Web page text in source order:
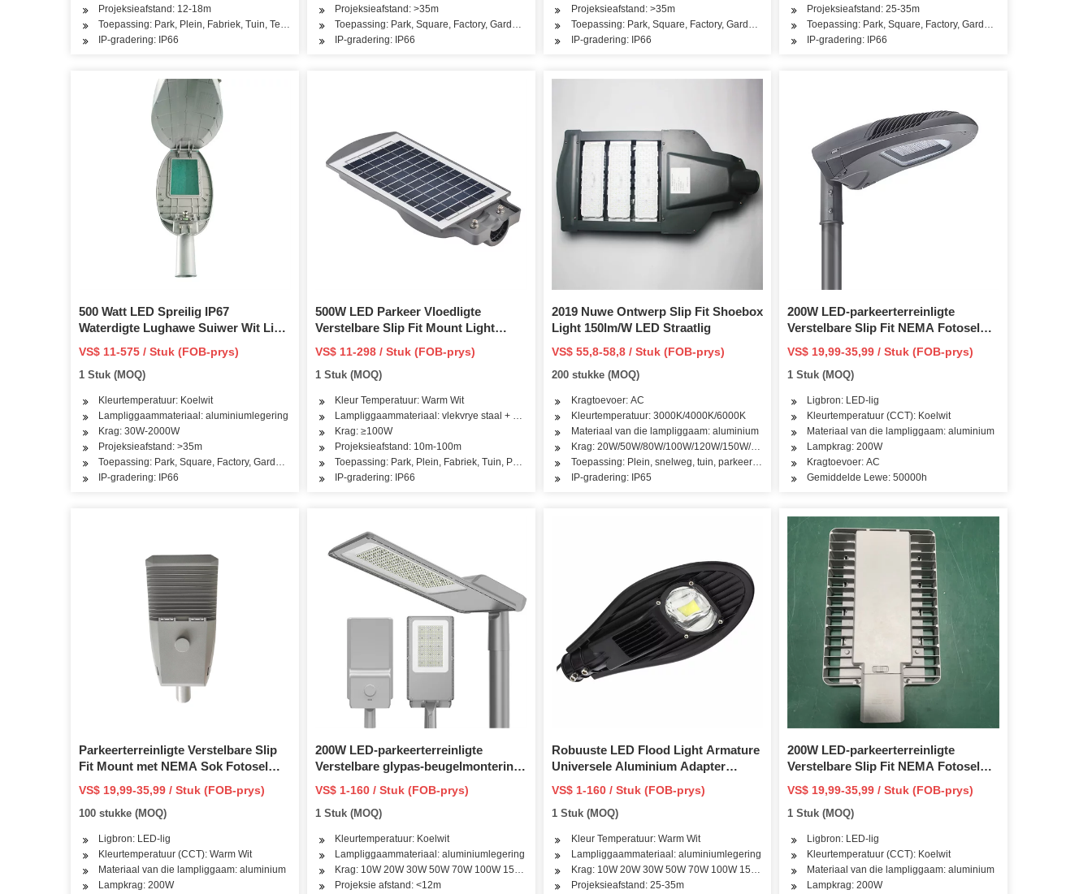
Projeksieafstand: 12-18m
Toepassing: Park, Plein, Fabriek, Tuin, Tennisbaan, Basketbalbaan, Vlugbalarea
IP-gradering: IP66
Projeksieafstand: >35m
Toepassing: Park, Square, Factory, Garden, Street Road Garage Warehouse
IP-gradering: IP66
Projeksieafstand: >35m
Toepassing: Park, Square, Factory, Garden, Street Road Garage Warehouse
IP-gradering: IP66
Projeksieafstand: 25-35m
Toepassing: Park, Square, Factory, Garden, Street Road
IP-gradering: IP66
500 Watt LED Spreilig IP67
Waterdigte Lughawe Suiwer Wit Lig-
75000 Lumen-5000K Kolligte – Slip
Fit Bracket Mount-Photocell
Opsionele Harde Nat Vloed Lig
VS$ 11-575 / Stuk (FOB-prys)
1 Stuk (MOQ)
Kleurtemperatuur: Koelwit
Lampliggaammateriaal: aluminiumlegering
Krag: 30W-2000W
Projeksieafstand: >35m
Toepassing: Park, Square, Factory, Garden, Street Road Garage Warehouse
IP-gradering: IP66
500W LED Parkeer Vloedligte
Verstelbare Slip Fit Mount Light
Dusk to Dawn Fotosel Buitelug
Kommersiële Area Spreilig Waterdig
5000K 75000lm (80CRI)
VS$ 11-298 / Stuk (FOB-prys)
1 Stuk (MOQ)
Kleur Temperatuur: Warm Wit
Lampliggaammateriaal: vlekvrye staal + aluminium
Krag: ≥100W
Projeksieafstand: 10m-100m
Toepassing: Park, Plein, Fabriek, Tuin, Pakhuis, Werkterrein
IP-gradering: IP66
2019 Nuwe Ontwerp Slip Fit Shoebox
Light 150lm/W LED Straatlig
VS$ 55,8-58,8 / Stuk (FOB-prys)
200 stukke (MOQ)
Kragtoevoer: AC
Kleurtemperatuur: 3000K/4000K/6000K
Materiaal van die lampliggaam: aluminium
Krag: 20W/50W/80W/100W/120W/150W/200W/220W
Toepassing: Plein, snelweg, tuin, parkeerterrein, straatlig
IP-gradering: IP65
200W LED-parkeerterreinligte
Verstelbare Slip Fit NEMA Fotosel
Buitelug Kommersiële Area Beligting
26000lm 5000K IP66 Straatlig met
Daglig Sensor Zhaga
VS$ 19,99-35,99 / Stuk (FOB-prys)
1 Stuk (MOQ)
Ligbron: LED-lig
Kleurtemperatuur (CCT): Koelwit
Materiaal van die lampliggaam: aluminium
Lampkrag: 200W
Kragtoevoer: AC
Gemiddelde Lewe: 50000h
Parkeerterreinligte Verstelbare Slip
Fit Mount met NEMA Sok Fotosel
Buitelug Kommersiële Area Beligting
20000lm 6500K IP65 LED Straatlig vir
paaie
VS$ 19,99-35,99 / Stuk (FOB-prys)
100 stukke (MOQ)
Ligbron: LED-lig
Kleurtemperatuur (CCT): Warm Wit
Materiaal van die lampliggaam: aluminium
Lampkrag: 200W
200W LED-parkeerterreinligte
Verstelbare glypas-beugelmontering
met skemer tot dagbreek fotosel
buite kommersiële areabeligting Pi66
Waterdig 5000K 30000lm Ik08
VS$ 1-160 / Stuk (FOB-prys)
1 Stuk (MOQ)
Kleurtemperatuur: Koelwit
Lampliggaammateriaal: aluminiumlegering
Krag: 10W 20W 30W 50W 70W 100W 150W 200W 250W 300W
Projeksie afstand: <12m
Robuuste LED Flood Light Armature
Universele Aluminium Adapter
Adapter Buite 250W LED Sport Ligte
Gebruikersvriendelik Meganiese
Ontwerp Hoë Krag Die-Casting Pas
VS$ 1-160 / Stuk (FOB-prys)
1 Stuk (MOQ)
Kleur Temperatuur: Warm Wit
Lampliggaammateriaal: aluminiumlegering
Krag: 10W 20W 30W 50W 70W 100W 150W 200W 250W 300W
Projeksieafstand: 25-35m
200W LED-parkeerterreinligte
Verstelbare Slip Fit NEMA Fotosel
Buitelug Kommersiële Area Beligting
26000lm 5000K IP65 Straatlig met
Daglig Sensor Zhaga
VS$ 19,99-35,99 / Stuk (FOB-prys)
1 Stuk (MOQ)
Ligbron: LED-lig
Kleurtemperatuur (CCT): Koelwit
Materiaal van die lampliggaam: aluminium
Lampkrag: 200W